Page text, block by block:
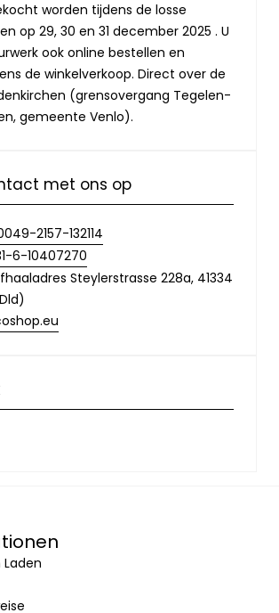
worden tijdens de losse
op 29, 30 en 31 december 2025 . U
ook online bestellen en
de winkelverkoop. Direct over de
(grensovergang Tegelen-
gemeente Venlo).
met ons op
2157-132114
6-10407270
Steylerstrasse 228a, 41334